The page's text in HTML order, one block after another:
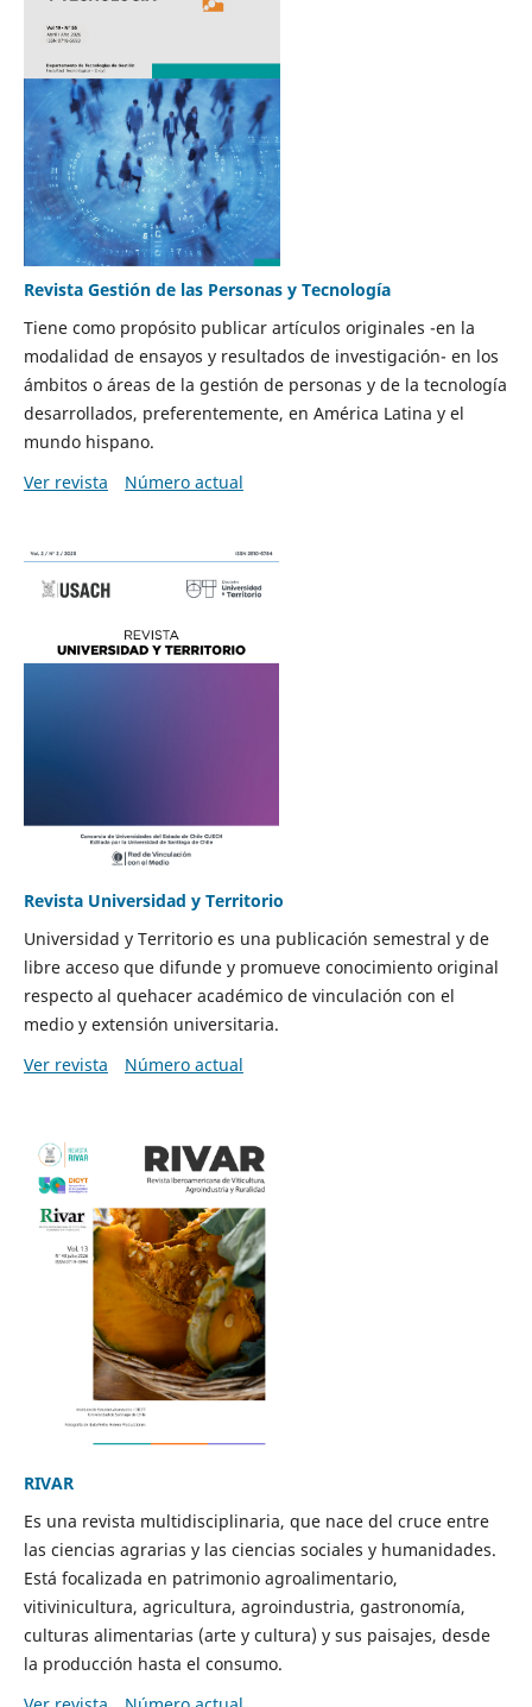
Revista Gestión de las Personas y Tecnología
Tiene como propósito publicar artículos originales -en la
modalidad de ensayos y resultados de investigación- en los
ámbitos o áreas de la gestión de personas y de la tecnología
desarrollados, preferentemente, en América Latina y el
mundo hispano.
Ver revista
Número actual
Revista Universidad y Territorio
Universidad y Territorio es una publicación semestral y de
libre acceso que difunde y promueve conocimiento original
respecto al quehacer académico de vinculación con el
medio y extensión universitaria.
Ver revista
Número actual
RIVAR
Es una revista multidisciplinaria, que nace del cruce entre
las ciencias agrarias y las ciencias sociales y humanidades.
Está focalizada en patrimonio agroalimentario,
vitivinicultura, agricultura, agroindustria, gastronomía,
culturas alimentarias (arte y cultura) y sus paisajes, desde
la producción hasta el consumo.